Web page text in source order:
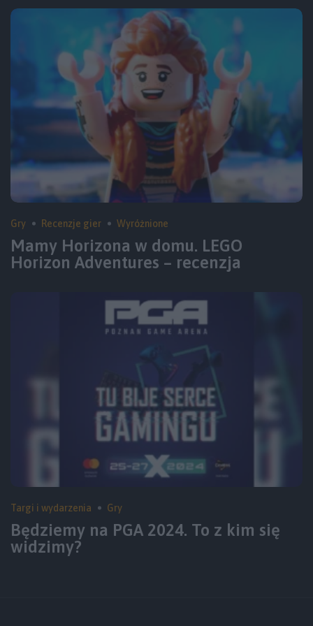
Gry Recenzje gier Wyróżnione
Mamy Horizona w domu. LEGO
Horizon Adventures – recenzja
Targi i wydarzenia Gry
Będziemy na PGA 2024. To z kim się
widzimy?